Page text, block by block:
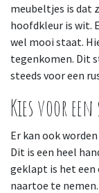
meubeltjes is dat
hoofdkleur is wit.
wel mooi staat.
tegenkomen. Dit
steeds voor een
Kies voor
Er kan ook
Dit is een heel
geklapt is het een
naartoe te